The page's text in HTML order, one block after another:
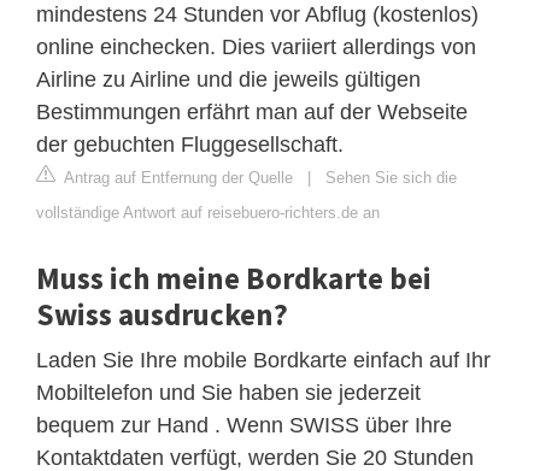
mindestens 24 Stunden vor Abflug (kostenlos)
online einchecken. Dies variiert allerdings von
Airline zu Airline und die jeweils gültigen
Bestimmungen erfährt man auf der Webseite
der gebuchten Fluggesellschaft.
Antrag auf Entfernung der Quelle | Sehen Sie sich die
vollständige Antwort auf reisebuero-richters.de an
Muss ich meine Bordkarte bei
Swiss ausdrucken?
Laden Sie Ihre mobile Bordkarte einfach auf Ihr
Mobiltelefon und Sie haben sie jederzeit
bequem zur Hand . Wenn SWISS über Ihre
Kontaktdaten verfügt, werden Sie 20 Stunden